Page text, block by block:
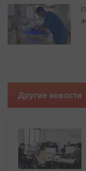
Другие новости